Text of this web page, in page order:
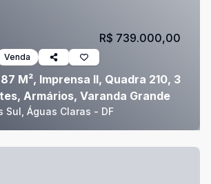
Venda
M², Imprensa II, Quadra 210, 3
Armários, Varanda Grande
Sul, Águas Claras - DF
R$ 739.000,00